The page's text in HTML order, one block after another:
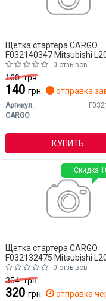
Щетка стартера CARGO
F032140347 Mitsubishi
0 отзывов
160грн.
140 грн. отправка
Артикул:
CARGO
КУПИТЬ
Щетка стартера CARGO
F032132475 Mitsubishi
0 отзывов
354грн.
320 грн. отправка
Скидка